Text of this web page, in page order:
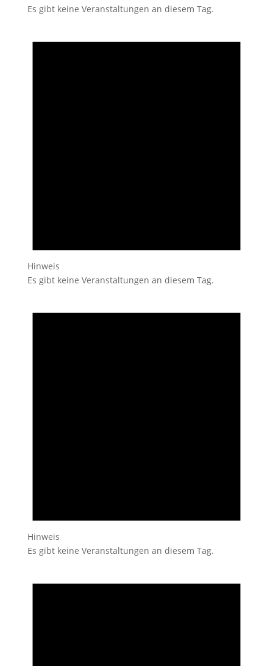
Es gibt keine Veranstaltungen an diesem Tag.
Hinweis
Es gibt keine Veranstaltungen an diesem Tag.
Hinweis
Es gibt keine Veranstaltungen an diesem Tag.